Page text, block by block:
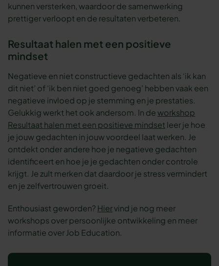
kunnen versterken, waardoor de samenwerking
prettiger verloopt en de resultaten verbeteren.
Resultaat halen met een positieve
mindset
Negatieve en niet constructieve gedachten als ‘ik kan
dit niet’ of ‘ik ben niet goed genoeg’ hebben vaak een
negatieve invloed op je stemming en je prestaties.
Gelukkig werkt het ook andersom. In deworkshop
Resultaat halen met een positieve mindset leer je hoe
je jouw gedachten in jouw voordeel laat werken. Je
ontdekt onder andere hoe je negatieve gedachten
identificeert en hoe je je gedachten onder controle
krijgt. Je zult merken dat daardoor je stress vermindert
en je zelfvertrouwen groeit.
Enthousiast geworden? Hiervind je nog meer
workshops over persoonlijke ontwikkeling en meer
informatie over Job Education.